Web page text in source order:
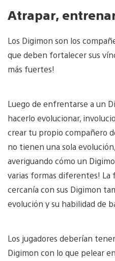
Atrapar,
Los Digimon son los
que deben fortalecer sus
más fuertes!
Luego de enfrentarse a un
hacerlo evolucionar,
crear tu propio compañero
no tienen una sola
averiguando cómo un
varias formas diferentes! La
cercanía con sus Digimon
evolución y su habilidad de
Los jugadores deberían
Digimon con lo que pelear